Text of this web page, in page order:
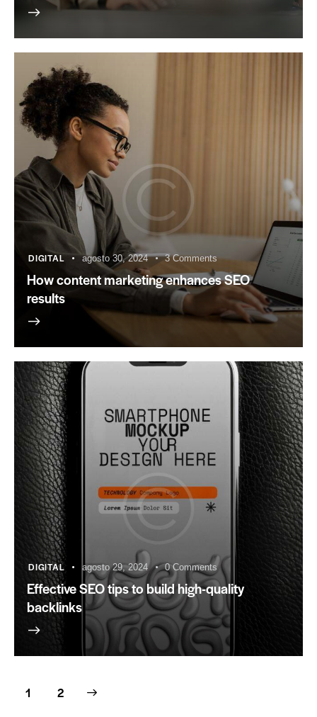
DIGITAL agosto 30, 2024 3 Comments
How content marketing enhances SEO
results
DIGITAL agosto 29, 2024 0 Comments
Effective SEO tips to build high-quality
backlinks
1 2